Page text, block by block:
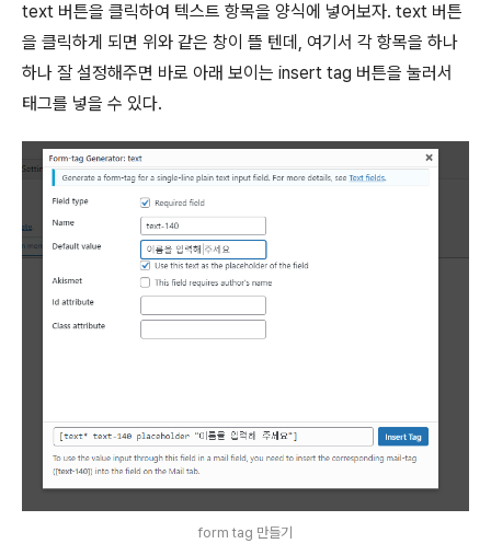
text 버튼을 클릭하여 텍스트 항목을 양식에 넣어보자. text 버튼
을 클릭하게 되면 위와 같은 창이 뜰 텐데, 여기서 각 항목을 하나
하나 잘 설정해주면 바로 아래 보이는 insert tag 버튼을 눌러서
태그를 넣을 수 있다.
form tag 만들기